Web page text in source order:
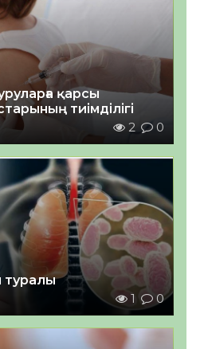
қарсы
тиімділігі
2 0
туралы
1 0